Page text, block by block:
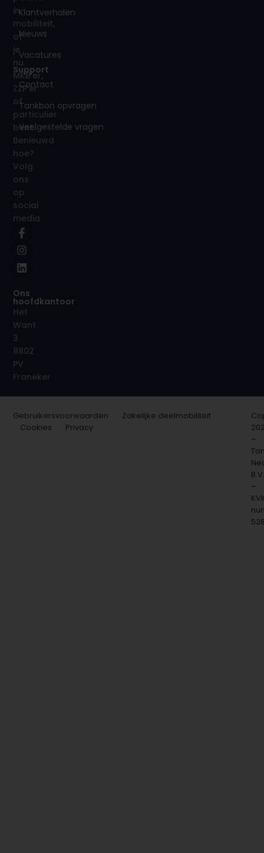
in
mobiliteit,
of
je
nu
MKB’er,
ZZP’er
of
particulier
bent.
Benieuwd
hoe?
Volg
ons
op
social
media.
Ons
hoofdkantoor
Het
Want
3
8802
PV
Franeker
Klantverhalen
Nieuws
Vacatures
Support
Contact
Tankbon opvragen
Veelgestelde vragen
Gebruikersvoorwaarden
Zakelijke deelmobiliteit
Cookies
Privacy
–
B.V.
–